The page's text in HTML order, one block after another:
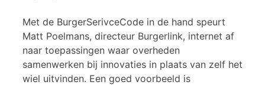
Met de BurgerSerivceCode in de hand speurt
Matt Poelmans, directeur Burgerlink, internet af
naar toepassingen waar overheden
samenwerken bij innovaties in plaats van zelf het
wiel uitvinden. Een goed voorbeeld is